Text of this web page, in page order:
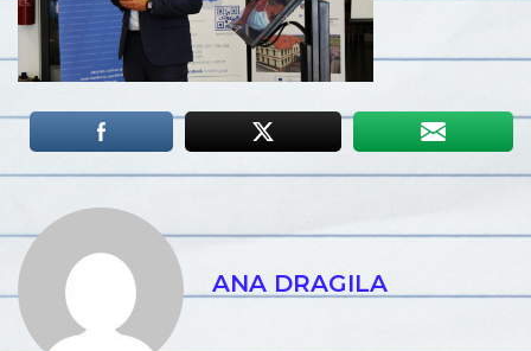
ANA DRAGILA